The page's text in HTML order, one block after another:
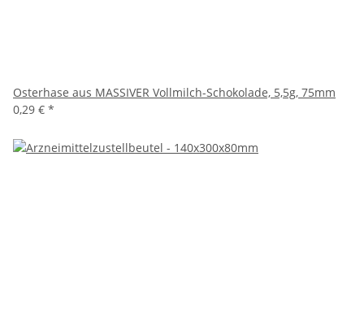
Osterhase aus MASSIVER Vollmilch-Schokolade, 5,5g, 75mm
0,29 € *